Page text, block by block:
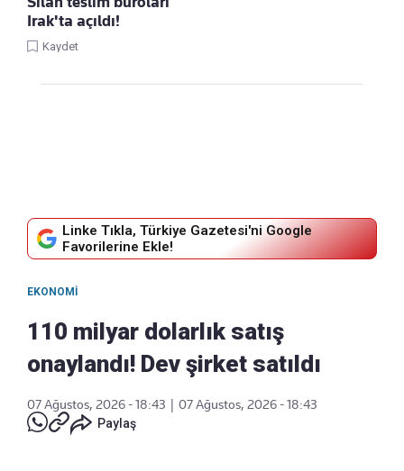
Irak'ta açıldı!
Kaydet
Linke Tıkla, Türkiye Gazetesi'ni Google
Favorilerine Ekle!
EKONOMI
110 milyar dolarlık satış
onaylandı! Dev şirket satıldı
07 Ağustos, 2026 - 18:43
07 Ağustos, 2026 - 18:43
Paylaş